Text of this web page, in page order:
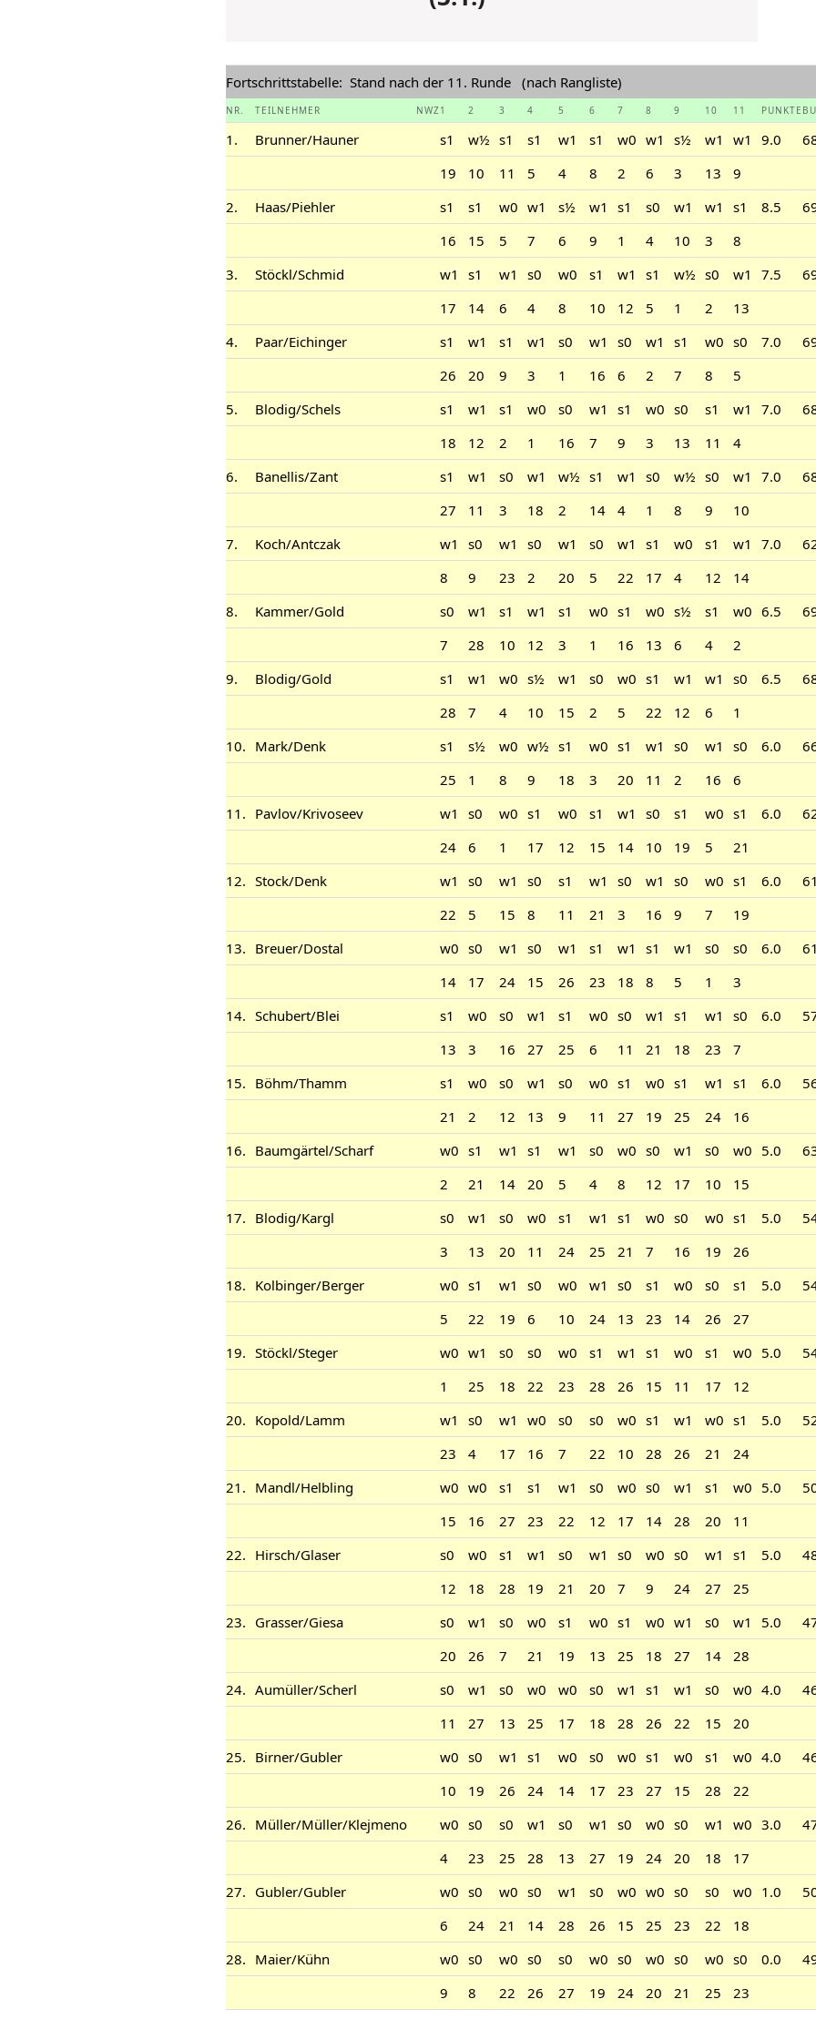
Fortschrittstabelle: Stand nach der 11. Runde (nach Rangliste)
NR. TEILNEHMER NWZ1 2 3 4 5 6 7 8 9 10 11 PUNKTE
1. Brunner/Hauner s1 w½ s1 s1 w1 s1 w0 w1 s½ w1 w1 9.0
19
10 11 5 4 8 2 6 3 13
9
2.
Haas/Piehler s1 s1 w0 w1 s½ w1 s1 s0 w1 w1 s1 8.5
16
15 5 7 6 9 1 4 10 3
8
3.
Stöckl/Schmid w1 s1 w1 s0 w0 s1 w1 s1 w½ s0 w1 7.5
17
14 6 4 8 10 12 5 1 2
13
4.
Paar/Eichinger s1 w1 s1 w1 s0 w1 s0 w1 s1 w0 s0 7.0
26
20 9 3 1 16 6 2 7 8
5
5.
Blodig/Schels s1 w1 s1 w0 s0 w1 s1 w0 s0 s1 w1 7.0
18
12 2 1 16 7 9 3 13 11
4
6.
Banellis/Zant s1 w1 s0 w1 w½ s1 w1 s0 w½ s0 w1 7.0
27
11 3 18 2 14 4 1 8 9
10
7.
Koch/Antczak w1 s0 w1 s0 w1 s0 w1 s1 w0 s1 w1 7.0
8
9 23 2 20 5 22 17 4 12
14
8.
Kammer/Gold s0 w1 s1 w1 s1 w0 s1 w0 s½ s1 w0 6.5
7
28 10 12 3 1 16 13 6 4
2
9.
Blodig/Gold s1 w1 w0 s½ w1 s0 w0 s1 w1 w1 s0 6.5
28
7 4 10 15 2 5 22 12 6
1
10. Mark/Denk s1 s½ w0 w½ s1 w0 s1 w1 s0 w1 s0 6.0
25
1 8 9 18 3 20 11 2 16
6
11. Pavlov/Krivoseev w1 s0 w0 s1 w0 s1 w1 s0 s1 w0 s1 6.0
24
6 1 17 12 15 14 10 19 5
21
12. Stock/Denk w1 s0 w1 s0 s1 w1 s0 w1 s0 w0 s1 6.0
22
5 15 8 11 21 3 16 9 7
19
13. Breuer/Dostal w0 s0 w1 s0 w1 s1 w1 s1 w1 s0 s0 6.0
14
17 24 15 26 23 18 8 5 1
3
14. Schubert/Blei s1 w0 s0 w1 s1 w0 s0 w1 s1 w1 s0 6.0
13
3 16 27 25 6 11 21 18 23
7
15. Böhm/Thamm s1 w0 s0 w1 s0 w0 s1 w0 s1 w1 s1 6.0
21
2 12 13 9 11 27 19 25 24
16
16. Baumgärtel/Scharf w0 s1 w1 s1 w1 s0 w0 s0 w1 s0 w0 5.0
2
21 14 20 5 4 8 12 17 10
15
17. Blodig/Kargl s0 w1 s0 w0 s1 w1 s1 w0 s0 w0 s1 5.0
3
13 20 11 24 25 21 7 16 19
26
18. Kolbinger/Berger w0 s1 w1 s0 w0 w1 s0 s1 w0 s0 s1 5.0
5
22 19 6 10 24 13 23 14 26
27
19. Stöckl/Steger w0 w1 s0 s0 w0 s1 w1 s1 w0 s1 w0 5.0
1
25 18 22 23 28 26 15 11 17
12
20. Kopold/Lamm w1 s0 w1 w0 s0 s0 w0 s1 w1 w0 s1 5.0
23
4 17 16 7 22 10 28 26 21
24
21. Mandl/Helbling w0 w0 s1 s1 w1 s0 w0 s0 w1 s1 w0 5.0
15
16 27 23 22 12 17 14 28 20
11
22. Hirsch/Glaser s0 w0 s1 w1 s0 w1 s0 w0 s0 w1 s1 5.0
12
18 28 19 21 20 7 9 24 27
25
23. Grasser/Giesa s0 w1 s0 w0 s1 w0 s1 w0 w1 s0 w1 5.0
20
26 7 21 19 13 25 18 27 14
28
24. Aumüller/Scherl s0 w1 s0 w0 w0 s0 w1 s1 w1 s0 w0 4.0
11
27 13 25 17 18 28 26 22 15
20
25. Birner/Gubler w0 s0 w1 s1 w0 s0 w0 s1 w0 s1 w0 4.0
10
19 26 24 14 17 23 27 15 28
22
26. Müller/Müller/Klejmeno w0 s0 s0 w1 s0 w1 s0 w0 s0 w1 w0 3.0
4
23 25 28 13 27 19 24 20 18
17
27. Gubler/Gubler w0 s0 w0 s0 w1 s0 w0 w0 s0 s0 w0 1.0
6
24 21 14 28 26 15 25 23 22
18
28. Maier/Kühn w0 s0 w0 s0 s0 w0 s0 w0 s0 w0 s0 0.0
9
8 22 26 27 19 24 20 21 25 23